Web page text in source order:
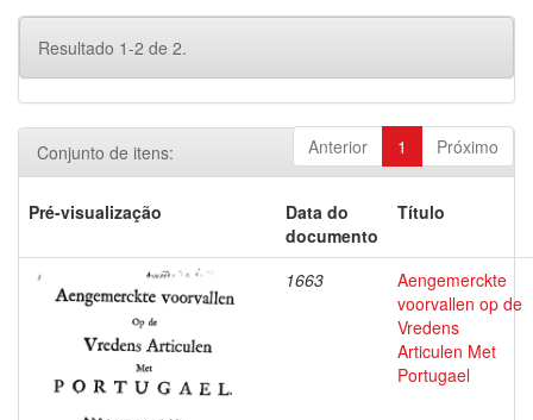
Resultado 1-2 de 2.
Anterior 1 Próximo
Conjunto de itens:
Pré-visualização
Data do
documento
Título
1663
Aengemerckte
voorvallen op de
Vredens
Articulen Met
Portugael